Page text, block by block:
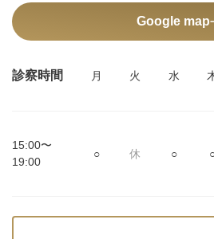
Google map
診察時間 月 火 水
15:00〜
19:00
○ 休 ○